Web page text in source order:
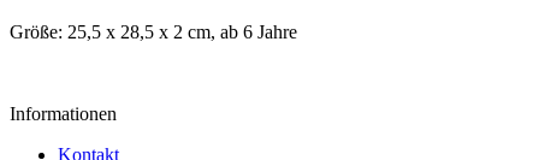
Größe: 25,5 x 28,5 x 2 cm, ab 6 Jahre
Informationen
Kontakt